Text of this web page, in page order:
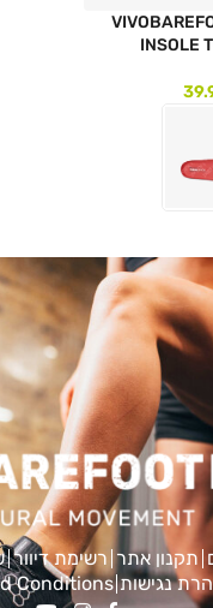
INSOLE
תקנון אתר רשימת דיוור
נגישות Conditions